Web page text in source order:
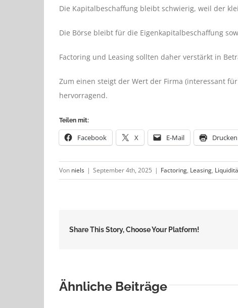
Die Kapitalbeschaffung bleibt schwierig, weil der
Die Börse bleibt für die Eigenkapitalbeschaffung
Factoring und Leasing sollten daher verstärkt in
Zum einen steigt der Wert der Firma (interessant
hervorragend.
Teilen mit:
Facebook X E-Mail Drucken
Von niels | September 4th, 2025 | Factoring, Leasing,
Share This Story, Choose Your Platform!
Ähnliche Beiträge